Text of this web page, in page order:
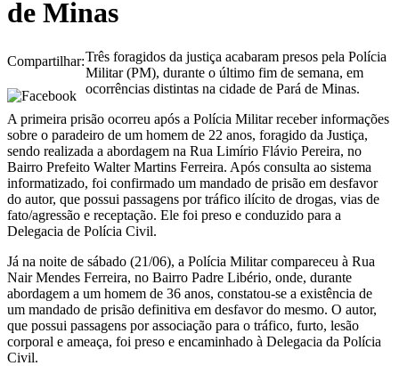
de Minas
Compartilhar:Três foragidos da justiça acabaram presos pela Polícia
Militar (PM), durante o último fim de semana, em
ocorrências distintas na cidade de Pará de Minas.
A primeira prisão ocorreu após a Polícia Militar receber informações
sobre o paradeiro de um homem de 22 anos, foragido da Justiça,
sendo realizada a abordagem na Rua Limírio Flávio Pereira, no
Bairro Prefeito Walter Martins Ferreira. Após consulta ao sistema
informatizado, foi confirmado um mandado de prisão em desfavor
do autor, que possui passagens por tráfico ilícito de drogas, vias de
fato/agressão e receptação. Ele foi preso e conduzido para a
Delegacia de Polícia Civil.
Já na noite de sábado (21/06), a Polícia Militar compareceu à Rua
Nair Mendes Ferreira, no Bairro Padre Libério, onde, durante
abordagem a um homem de 36 anos, constatou-se a existência de
um mandado de prisão definitiva em desfavor do mesmo. O autor,
que possui passagens por associação para o tráfico, furto, lesão
corporal e ameaça, foi preso e encaminhado à Delegacia da Polícia
Civil.